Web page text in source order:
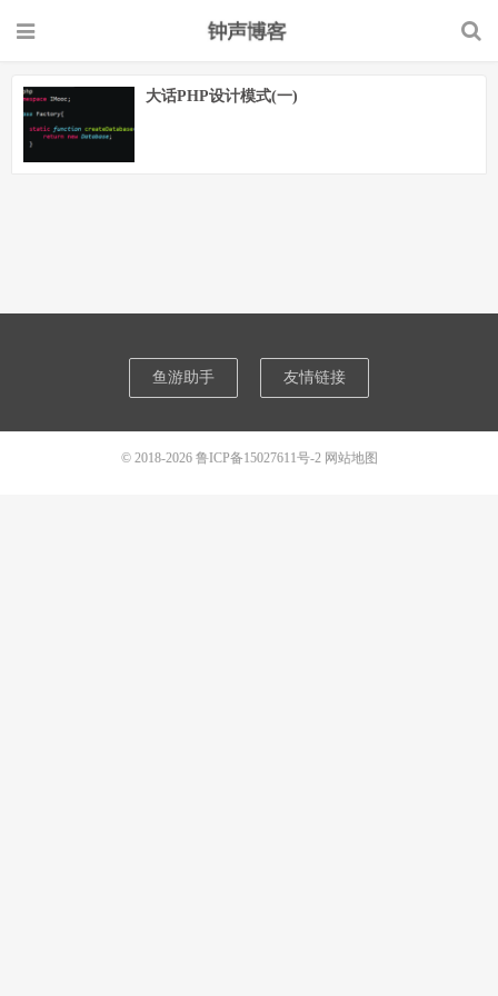
大话PHP设计模式(一)
鱼游助手 友情链接
© 2018-2026 鲁ICP备15027611号-2 网站地图